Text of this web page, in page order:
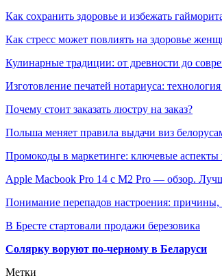
Как сохранить здоровье и избежать
Как стресс может повлиять на здоровье
Кулинарные традиции: от древности до
Изготовление печатей нотариуса:
Почему стоит заказать люстру на заказ?
Польша меняет правила выдачи виз
Промокоды в маркетинге: ключевые
Apple Macbook Pro 14 с M2 Pro — обзор.
Понимание перепадов настроения: причины,
В Бресте стартовали продажи березовика
Солярку воруют по-черному в Беларуси
Метки